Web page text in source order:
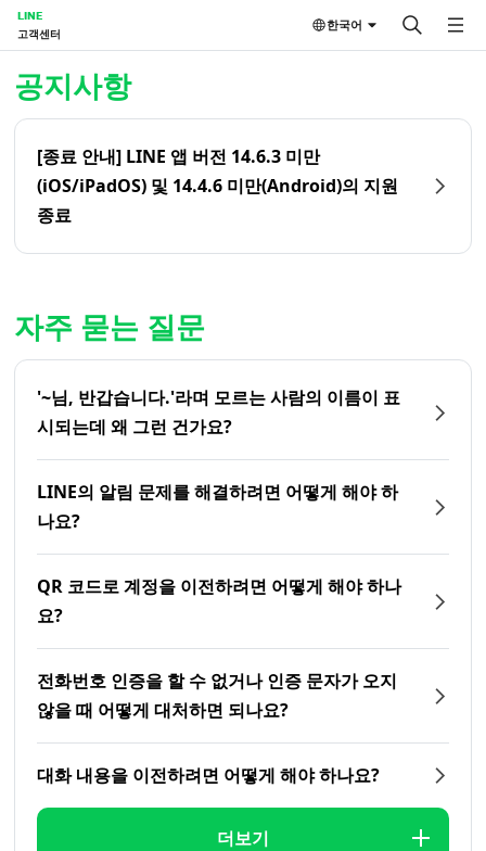
LINE
고객센터
한국어
공지사항
[종료 안내] LINE 앱 버전 14.6.3 미만
(iOS/iPadOS) 및 14.4.6 미만(Android)의 지원
종료
자주 묻는 질문
'~님, 반갑습니다.'라며 모르는 사람의 이름이 표
시되는데 왜 그런 건가요?
LINE의 알림 문제를 해결하려면 어떻게 해야 하
나요?
QR 코드로 계정을 이전하려면 어떻게 해야 하나
요?
전화번호 인증을 할 수 없거나 인증 문자가 오지
않을 때 어떻게 대처하면 되나요?
대화 내용을 이전하려면 어떻게 해야 하나요?
더보기